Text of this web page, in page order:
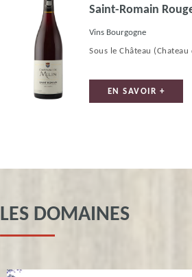
Saint-Romain
Vins Bourgogne
Sous le Château (Chateau
EN SAVOIR +
LES DOMAINES